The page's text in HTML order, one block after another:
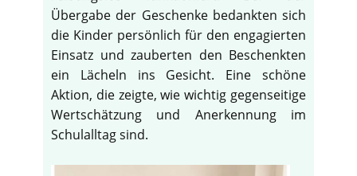
Übergabe der Geschenke bedankten sich
die Kinder persönlich für den engagierten
Einsatz und zauberten den Beschenkten
ein Lächeln ins Gesicht. Eine schöne
Aktion, die zeigte, wie wichtig gegenseitige
Wertschätzung und Anerkennung im
Schulalltag sind.